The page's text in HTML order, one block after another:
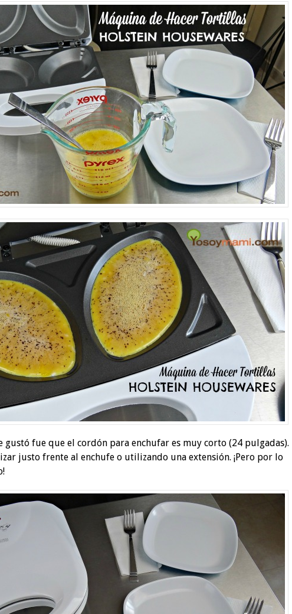
gustó fue que el cordón para enchufar es muy corto (24 pulgadas).
justo frente al enchufe o utilizando una extensión. ¡Pero por lo